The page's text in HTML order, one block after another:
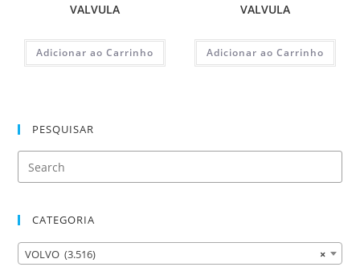
VALVULA
Adicionar ao Carrinho
VALVULA
Adicionar ao Carrinho
PESQUISAR
CATEGORIA
×
VOLVO (3.516)